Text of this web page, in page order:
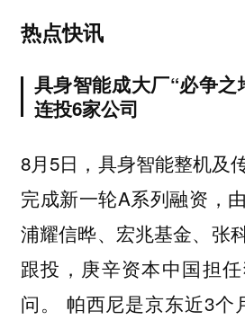
热点快讯
具身智能成大厂“必争之
连投6家公司
8月5日，具身智能整机及
完成新一轮A系列融资，
浦耀信晔、宏兆基金、张
跟投，庚辛资本中国担
问。 帕西尼是京东近3个